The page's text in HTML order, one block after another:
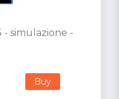
- simulazione -
Buy